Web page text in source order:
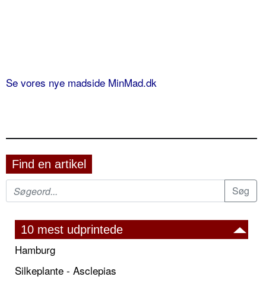
Se vores nye madside MinMad.dk
Find en artikel
10 mest udprintede
Hamburg
Silkeplante - Asclepias